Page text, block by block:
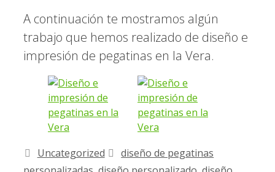
A continuación te mostramos algún
trabajo que hemos realizado de diseño e
impresión de pegatinas en la Vera.
Uncategorized
diseño de pegatinas